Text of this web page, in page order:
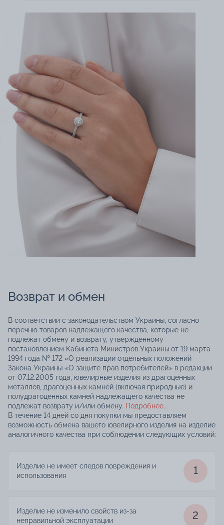
Возврат и обмен
В соответствии с законодательством Украины, согласно
перечню товаров надлежащего качества, которые не
подлежат обмену и возврату, утверждённому
постановлением Кабинета Министров Украины от 19 марта
1994 года № 172 «О реализации отдельных положений
Закона Украины «О защите прав потребителей» в редакции
от 07.12.2005 года, ювелирные изделия из драгоценных
металлов, драгоценных камней (включая природные) и
полудрагоценных камней надлежащего качества не
подлежат возврату и/или обмену. Подробнее...
В течение 14 дней со дня покупки мы предоставляем
возможность обмена вашего ювелирного изделия на изделие
аналогичного качества при соблюдении следующих условий:
Изделие не имеет следов повреждения и
использования
1
Изделие не изменило свойств из-за
неправильной эксплуатации
2